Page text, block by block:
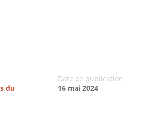
du
Date de publication
16 mai 2024